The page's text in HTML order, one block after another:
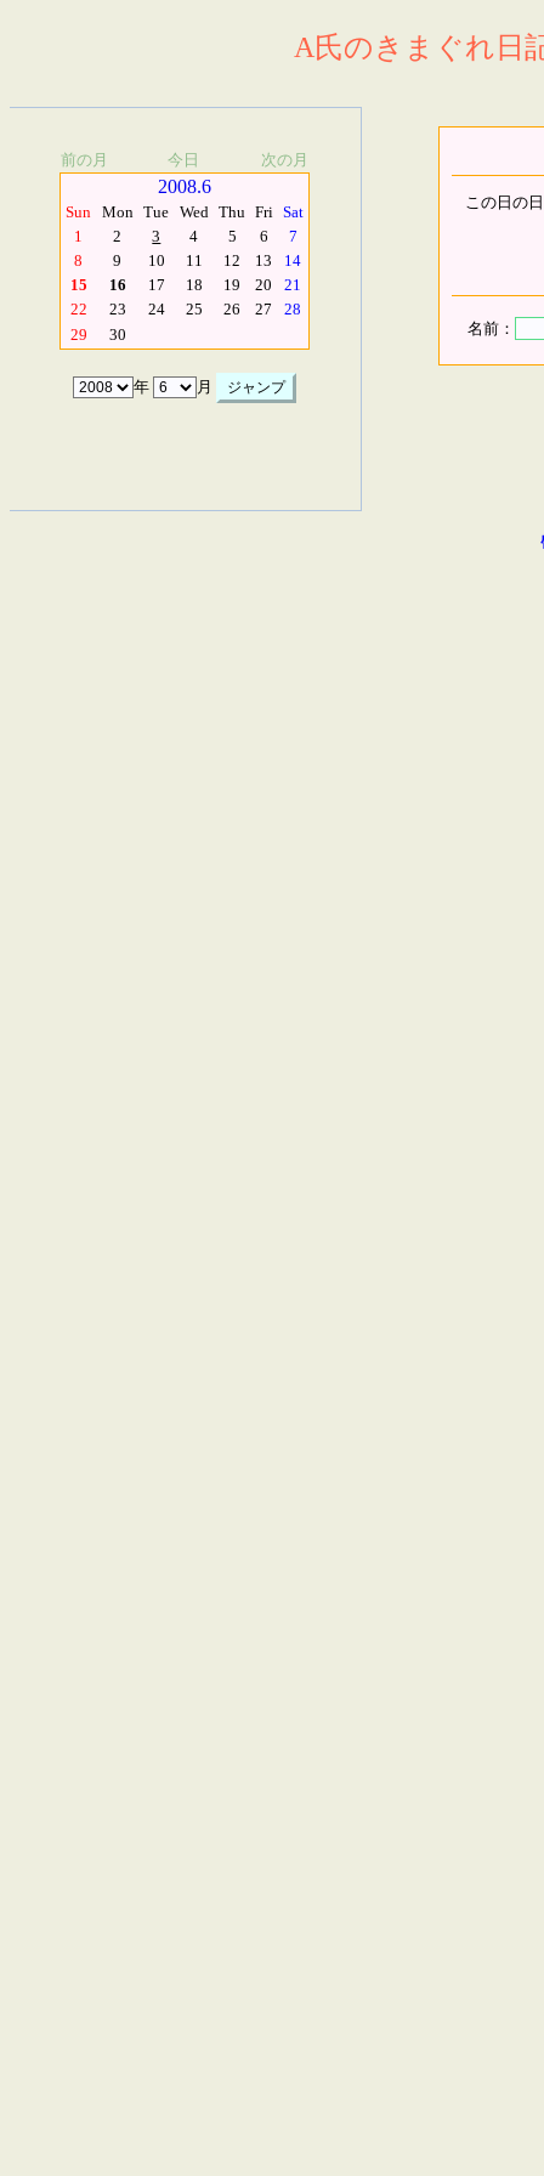
A氏のきまぐれ日
前の月 今日 次の月
2008.6
Sun Mon Tue Wed Thu Fri Sat
1
2 3 4 5 6
7
8
9 10 11 12 13
14
15
16 17 18 19 20
21
22
23 24 25 26 27
28
29
30
年 月
この日の
名前：